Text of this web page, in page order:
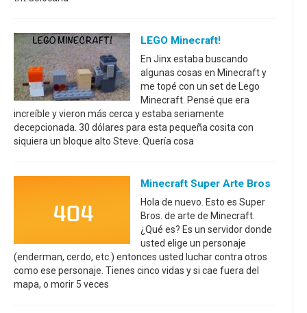
LEGO Minecraft!
En Jinx estaba buscando
algunas cosas en Minecraft y
me topé con un set de Lego
Minecraft. Pensé que era
increíble y vieron más cerca y estaba seriamente
decepcionada. 30 dólares para esta pequeña cosita con
siquiera un bloque alto Steve. Quería cosa
Minecraft Super Arte Bros
Hola de nuevo. Esto es Super
Bros. de arte de Minecraft.
¿Qué es? Es un servidor donde
usted elige un personaje
(enderman, cerdo, etc.) entonces usted luchar contra otros
como ese personaje. Tienes cinco vidas y si cae fuera del
mapa, o morir 5 veces